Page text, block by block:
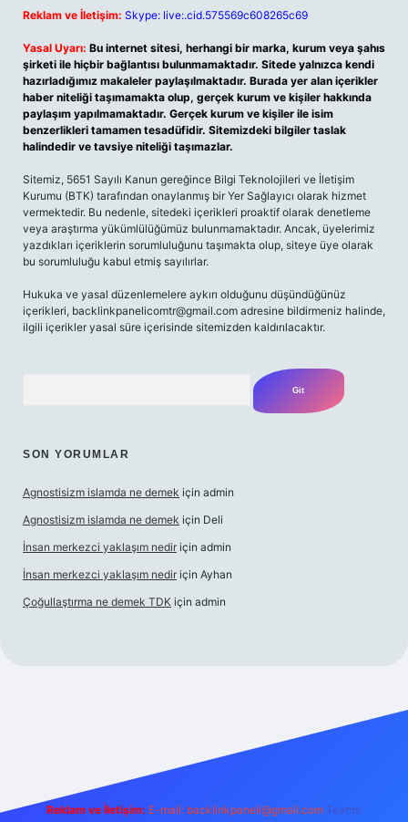
Reklam ve İletişim: Skype: live:.cid.575569c608265c69
Yasal Uyarı: Bu internet sitesi, herhangi bir marka, kurum veya şahıs
şirketi ile hiçbir bağlantısı bulunmamaktadır. Sitede yalnızca kendi
hazırladığımız makaleler paylaşılmaktadır. Burada yer alan içerikler
haber niteliği taşımamakta olup, gerçek kurum ve kişiler hakkında
paylaşım yapılmamaktadır. Gerçek kurum ve kişiler ile isim
benzerlikleri tamamen tesadüfidir. Sitemizdeki bilgiler taslak
halindedir ve tavsiye niteliği taşımazlar.
Sitemiz, 5651 Sayılı Kanun gereğince Bilgi Teknolojileri ve İletişim
Kurumu (BTK) tarafından onaylanmış bir Yer Sağlayıcı olarak hizmet
vermektedir. Bu nedenle, sitedeki içerikleri proaktif olarak denetleme
veya araştırma yükümlülüğümüz bulunmamaktadır. Ancak, üyelerimiz
yazdıkları içeriklerin sorumluluğunu taşımakta olup, siteye üye olarak
bu sorumluluğu kabul etmiş sayılırlar.
Hukuka ve yasal düzenlemelere aykırı olduğunu düşündüğünüz
içerikleri, backlinkpanelicomtr@gmail.com adresine bildirmeniz halinde,
ilgili içerikler yasal süre içerisinde sitemizden kaldırılacaktır.
SON YORUMLAR
Agnostisizm islamda ne demek için admin
Agnostisizm islamda ne demek için Deli
İnsan merkezci yaklaşım nedir için admin
İnsan merkezci yaklaşım nedir için Ayhan
Çoğullaştırma ne demek TDK için admin
Reklam ve İletişim: E-mail: backlinkpaneli@gmail.com Teams: